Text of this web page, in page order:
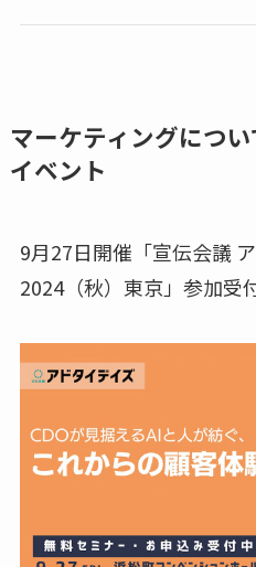
マーケティングにつ
イベント
9月27日開催「宣伝会議
2024（秋）東京」参加受